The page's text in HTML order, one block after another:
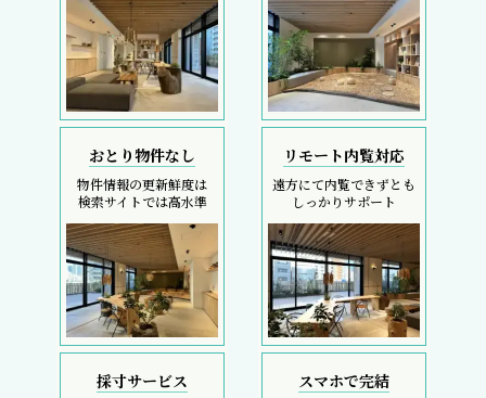
おとり物件なし
物件情報の更新鮮度は
検索サイトでは高水準
リモート内覧対応
遠方にて内覧できずとも
しっかりサポート
採寸サービス スマホで完結